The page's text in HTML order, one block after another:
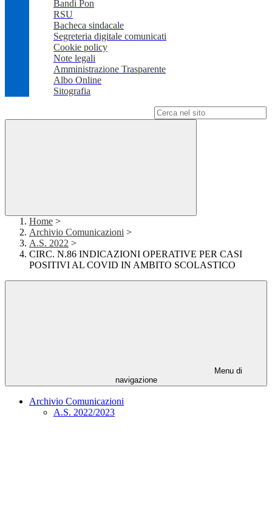
Bandi Pon
RSU
Bacheca sindacale
Segreteria digitale comunicati
Cookie policy
Note legali
Amministrazione Trasparente
Albo Online
Sitografia
Home >
Archivio Comunicazioni >
A.S. 2022 >
CIRC. N.86 INDICAZIONI OPERATIVE PER CASI
POSITIVI AL COVID IN AMBITO SCOLASTICO
Menu di
navigazione
Archivio Comunicazioni
A.S. 2022/2023